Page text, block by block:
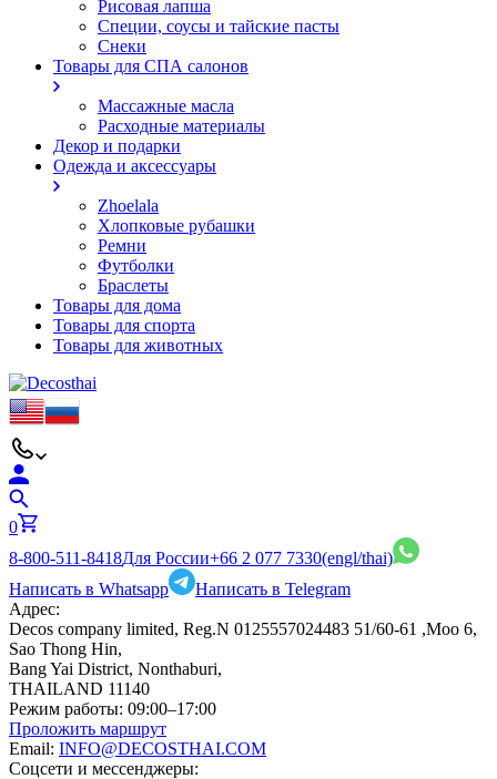
Рисовая лапша
Специи, соусы и тайские пасты
Снеки
Товары для СПА салонов
Массажные масла
Расходные материалы
Декор и подарки
Одежда и аксессуары
Zhoelala
Хлопковые рубашки
Ремни
Футболки
Браслеты
Товары для дома
Товары для спорта
Товары для животных
0
8-800-511-8418Для России+66 2 077 7330(engl/thai)
Написать в Whatsapp
Написать в Telegram
Адрес:
Decos company limited, Reg.N 0125557024483 51/60-61 ,Moo 6,
Sao Thong Hin,
Bang Yai District, Nonthaburi,
THAILAND 11140
Режим работы: 09:00–17:00
Проложить маршрут
Email: INFO@DECOSTHAI.COM
Соцсети и мессенджеры: